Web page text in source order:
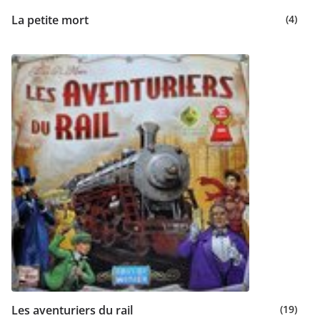
La petite mort (4)
Les aventuriers du rail (19)